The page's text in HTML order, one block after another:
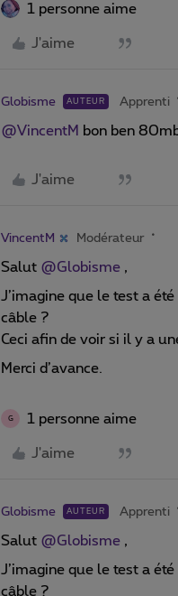
1 personne aime
J'aime
Globisme AUTEUR Apprenti
@VincentM bon ben
J'aime
VincentM Modérateur
Salut @Globisme ,
J’imagine que le test a
câble ?
Ceci afin de voir si il y a
Merci d’avance.
G 1 personne aime
J'aime
Globisme AUTEUR Apprenti
Salut @Globisme ,
J’imagine que le test a
câble ?